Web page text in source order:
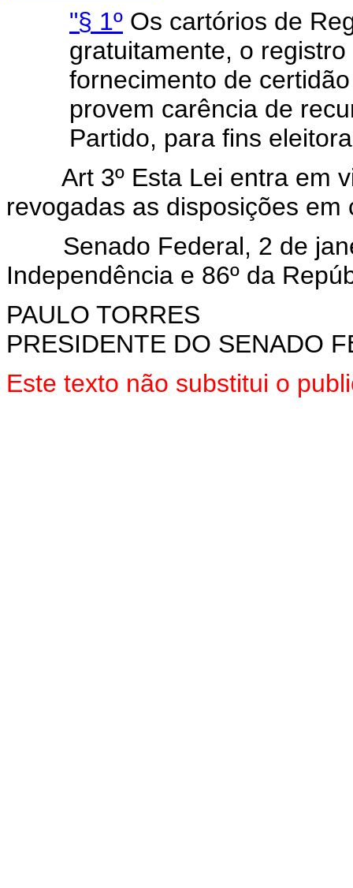
"§ 1º Os cartórios de
gratuitamente, o
fornecimento de
provem carência de
Partido, para fins
Art 3º Esta Lei entra em
revogadas as disposições em
Senado Federal, 2 de
Independência e 86º da
PAULO TORRES
PRESIDENTE DO SENADO
Este texto não substitui o